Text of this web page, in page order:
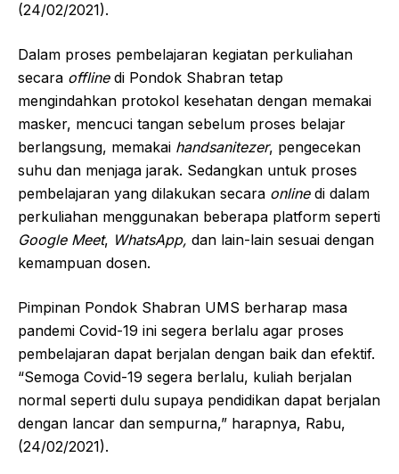
(24/02/2021).
Dalam proses pembelajaran kegiatan perkuliahan
secara offline di Pondok Shabran tetap
mengindahkan protokol kesehatan dengan memakai
masker, mencuci tangan sebelum proses belajar
berlangsung, memakai handsanitezer, pengecekan
suhu dan menjaga jarak. Sedangkan untuk proses
pembelajaran yang dilakukan secara onlinedi dalam
perkuliahan menggunakan beberapa platform seperti
Google Meet, WhatsApp, dan lain-lain sesuai dengan
kemampuan dosen.
Pimpinan Pondok Shabran UMS berharap masa
pandemi Covid-19 ini segera berlalu agar proses
pembelajaran dapat berjalan dengan baik dan efektif.
“Semoga Covid-19 segera berlalu, kuliah berjalan
normal seperti dulu supaya pendidikan dapat berjalan
dengan lancar dan sempurna,” harapnya, Rabu,
(24/02/2021).